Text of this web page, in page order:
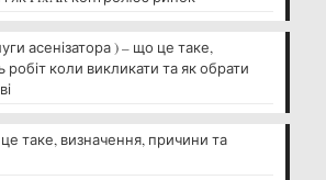
асенізатора ) – що це таке,
робіт коли викликати та як обрати
таке, визначення, причини та